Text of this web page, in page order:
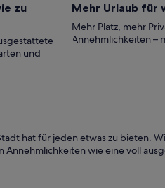
zu
und
Mehr Urlaub für
Mehr Platz, mehr
Annehmlichkeiten –
hat für jeden etwas zu bieten.
Annehmlichkeiten wie eine voll